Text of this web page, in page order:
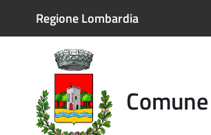
Regione Lombardia